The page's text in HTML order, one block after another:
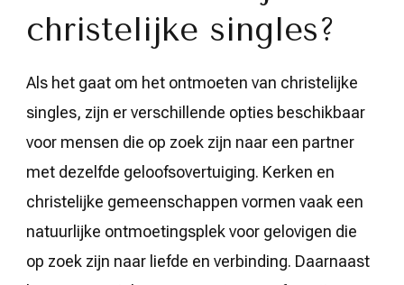
christelijke singles?
Als het gaat om het ontmoeten van christelijke
singles, zijn er verschillende opties beschikbaar
voor mensen die op zoek zijn naar een partner
met dezelfde geloofsovertuiging. Kerken en
christelijke gemeenschappen vormen vaak een
natuurlijke ontmoetingsplek voor gelovigen die
op zoek zijn naar liefde en verbinding. Daarnaast